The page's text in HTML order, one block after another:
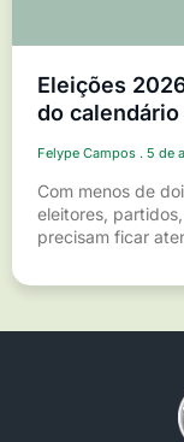
Eleições
do
Felype Campos 5 de
Com menos de
eleitores,
precisam ficar